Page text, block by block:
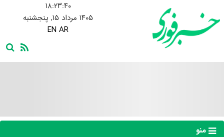
۱۸:۲۳:۴۱
۱۴۰۵ مرداد ۱۵, پنجشنبه
EN AR
منو